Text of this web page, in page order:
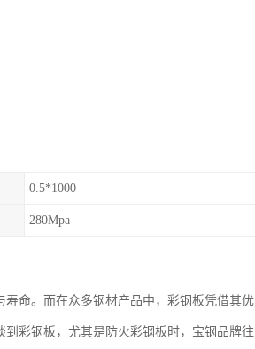
0.5*1000
280Mpa
命。而在众多钢材产品中，彩钢板凭借其优
彩钢板，尤其是防火彩钢板时，宝钢品牌往